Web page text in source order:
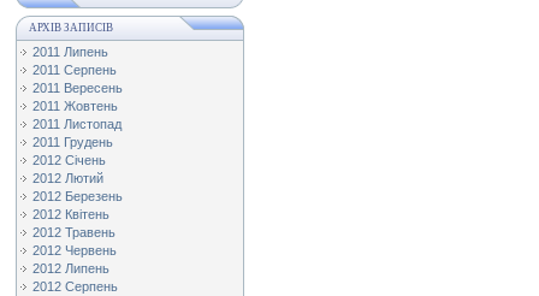
АРХІВ ЗАПИСІВ
2011 Липень
2011 Серпень
2011 Вересень
2011 Жовтень
2011 Листопад
2011 Грудень
2012 Січень
2012 Лютий
2012 Березень
2012 Квітень
2012 Травень
2012 Червень
2012 Липень
2012 Серпень